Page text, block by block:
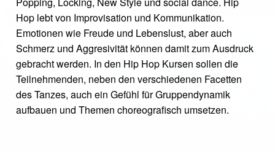
Hop lebt von Improvisation und Kommunikation.
Emotionen wie Freude und Lebenslust, aber auch
Schmerz und Aggresivität können damit zum Ausdruck
gebracht werden. In den Hip Hop Kursen sollen die
Teilnehmenden, neben den verschiedenen Facetten
des Tanzes, auch ein Gefühl für Gruppendynamik
aufbauen und Themen choreografisch umsetzen.